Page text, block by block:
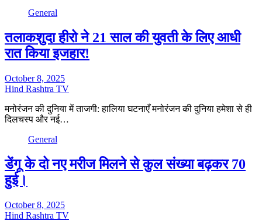
General
तलाकशुदा हीरो ने 21 साल की युवती के लिए आधी
रात किया इजहार!
October 8, 2025
Hind Rashtra TV
मनोरंजन की दुनिया में ताजगी: हालिया घटनाएँ मनोरंजन की दुनिया हमेशा से ही
दिलचस्प और नई…
General
डेंगू के दो नए मरीज मिलने से कुल संख्या बढ़कर 70
हुई।
October 8, 2025
Hind Rashtra TV